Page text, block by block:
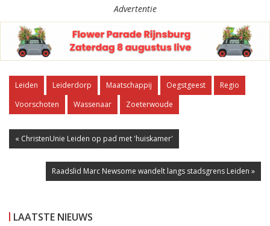
Advertentie
Leiden Leiderdorp Maatschappij Oegstgeest
Regio
Voorschoten
Wassenaar Zoeterwoude
« ChristenUnie Leiden op pad met 'huiskamer'
Raadslid Marc Newsome wandelt langs stadsgrens Leiden »
LAATSTE NIEUWS